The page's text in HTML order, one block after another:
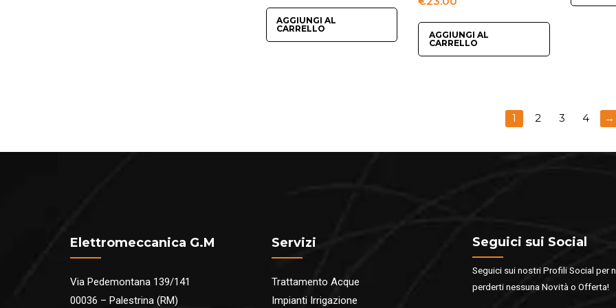
AGGIUNGI AL
CARRELLO
AGGIUNGI AL
CARRELLO
1 2 3 4 →
Elettromeccanica G.M
Via Pedemontana 139/141
00036 – Palestrina (RM)
Servizi
Trattamento Acque
Impianti Irrigazione
Seguici sui Social
Seguici sui nostri Profili Social per
perderti nessuna Novità o Offerta!